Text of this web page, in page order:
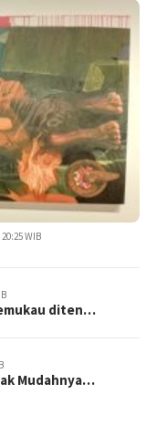
WIB
diten…
Mudahnya…